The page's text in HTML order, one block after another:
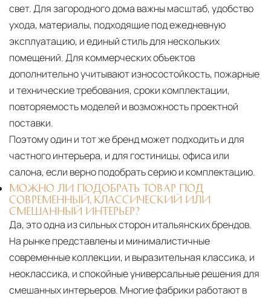
свет. Для загородного дома важны масштаб, удобство
ухода, материалы, подходящие под ежедневную
эксплуатацию, и единый стиль для нескольких
помещений. Для коммерческих объектов
дополнительно учитывают износостойкость, пожарные
и технические требования, сроки комплектации,
повторяемость моделей и возможность проектной
поставки.
Поэтому один и тот же бренд может подходить и для
частного интерьера, и для гостиницы, офиса или
салона, если верно подобрать серию и комплектацию.
МОЖНО ЛИ ПОДОБРАТЬ ТОВАР ПОД
СОВРЕМЕННЫЙ, КЛАССИЧЕСКИЙ ИЛИ
СМЕШАННЫЙ ИНТЕРЬЕР?
Да, это одна из сильных сторон итальянских брендов.
На рынке представлены и минималистичные
современные коллекции, и выразительная классика, и
неоклассика, и спокойные универсальные решения для
смешанных интерьеров. Многие фабрики работают в